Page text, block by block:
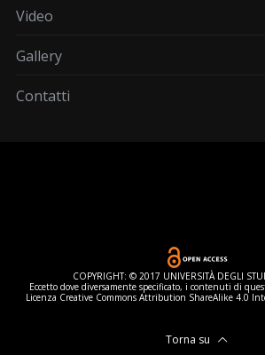
Video
Gallery
Contatti
COPYRIGHT: © 2017 UNIVERSITÀ DEGLI
Eccetto dove diversamente specificato, i contenuti di
Licenza Creative Commons Attribution ShareAlike 4.0
Torna su